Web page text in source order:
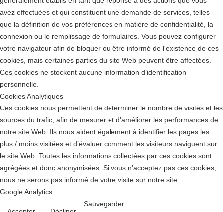
avez effectuées et qui constituent une demande de services, telles
que la définition de vos préférences en matière de confidentialité, la
connexion ou le remplissage de formulaires. Vous pouvez configurer
votre navigateur afin de bloquer ou être informé de l'existence de ces
cookies, mais certaines parties du site Web peuvent être affectées.
Ces cookies ne stockent aucune information d’identification
personnelle.
Cookies Analytiques
Ces cookies nous permettent de déterminer le nombre de visites et les
sources du trafic, afin de mesurer et d’améliorer les performances de
notre site Web. Ils nous aident également à identifier les pages les
plus / moins visitées et d’évaluer comment les visiteurs naviguent sur
le site Web. Toutes les informations collectées par ces cookies sont
agrégées et donc anonymisées. Si vous n'acceptez pas ces cookies,
nous ne serons pas informé de votre visite sur notre site.
Google Analytics
Sauvegarder